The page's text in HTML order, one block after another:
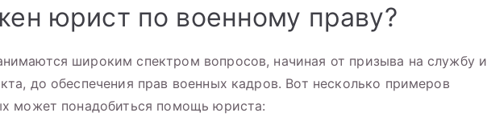
юрист по военному праву?
широким спектром вопросов, начиная от призыва на службу и
до обеспечения прав военных кадров. Вот несколько примеров
может понадобиться помощь юриста: